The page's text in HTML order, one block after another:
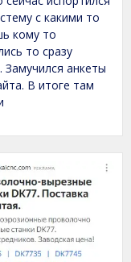
с какими то
кому то
то сразу
анкеты
В итоге там